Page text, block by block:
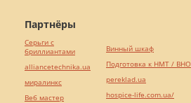
Партнёры
Серьги с
бриллиантами
alliancetechnika.ua
миралинкс
Веб мастер
Винный шкаф
Подготовка к НМТ / ВНО
pereklad.ua
hospice-life.com.ua/